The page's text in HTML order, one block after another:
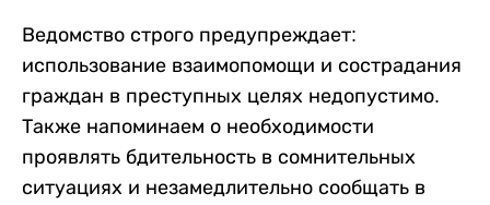
Ведомство строго предупреждает:
использование взаимопомощи и сострадания
граждан в преступных целях недопустимо.
Также напоминаем о необходимости
проявлять бдительность в сомнительных
ситуациях и незамедлительно сообщать в